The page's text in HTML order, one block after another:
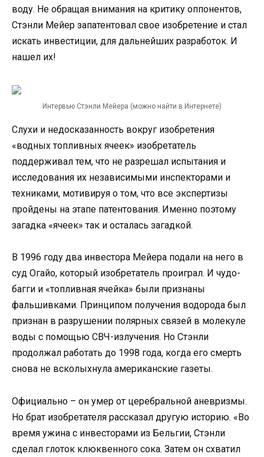
воду. Не обращая внимания на критику оппонентов,
Стэнли Мейер запатентовал свое изобретение и стал
искать инвестиции, для дальнейших разработок. И
нашел их!
Интервью Стэнли Мейера (можно найти в Интернете)
Слухи и недосказанность вокруг изобретения
«водных топливных ячеек» изобретатель
поддерживал тем, что не разрешал испытания и
исследования их независимыми инспекторами и
техниками, мотивируя о том, что все экспертизы
пройдены на этапе патентования. Именно поэтому
загадка «ячеек» так и осталась загадкой.
В 1996 году два инвестора Мейера подали на него в
суд Огайо, который изобретатель проиграл. И чудо-
багги и «топливная ячейка» были признаны
фальшивками. Принципом получения водорода был
признан в разрушении полярных связей в молекуле
воды с помощью СВЧ-излучения. Но Стэнли
продолжал работать до 1998 года, когда его смерть
снова не всколыхнула американские газеты.
Официально – он умер от церебральной аневризмы.
Но брат изобретателя рассказал другую историю. «Во
время ужина с инвесторами из Бельгии, Стэнли
сделал глоток клюквенного сока. Затем он схватил